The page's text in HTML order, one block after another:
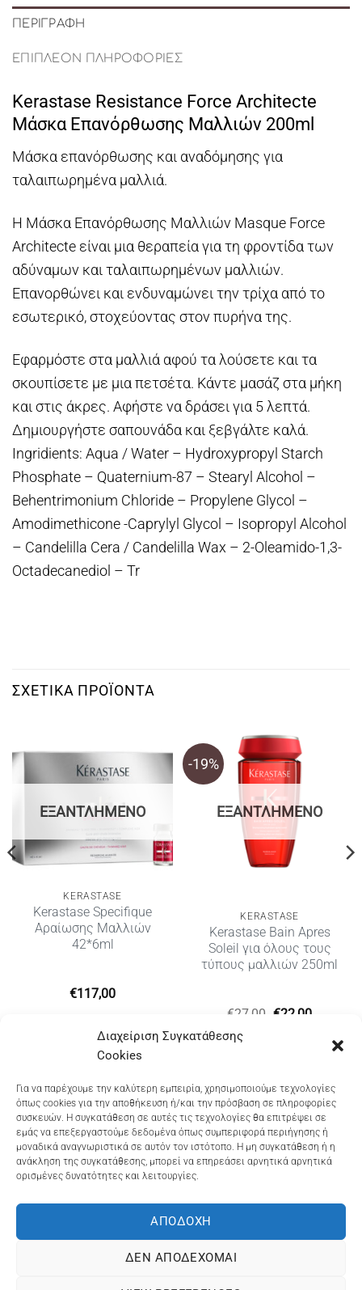
Διαχείριση Συγκατάθεσης
Cookies
Για να παρέχουμε την καλύτερη εμπειρία, χρησιμοποιούμε τεχνολογίες
όπως cookies για την αποθήκευση ή/και την πρόσβαση σε πληροφορίες
συσκευών. Η συγκατάθεση σε αυτές τις τεχνολογίες θα επιτρέψει σε
εμάς να επεξεργαστούμε δεδομένα όπως συμπεριφορά περιήγησης ή
μοναδικά αναγνωριστικά σε αυτόν τον ιστότοπο. Η μη συγκατάθεση ή η
ανάκληση της συγκατάθεσης, μπορεί να επηρεάσει αρνητικά αρνητικά
ορισμένες δυνατότητες και λειτουργίες.
ΑΠΟΔΟΧΉ
ΔΕΝ ΑΠΟΔΈΧΟΜΑΙ
ΠΕΡΙΓΡΑΦΉ
ΕΠΙΠΛΈΟΝ ΠΛΗΡΟΦΟΡΊΕΣ
Kerastase Resistance Force Architecte
Μάσκα Επανόρθωσης Μαλλιών 200ml
Μάσκα επανόρθωσης και αναδόμησης για
ταλαιπωρημένα μαλλιά.
Η Μάσκα Επανόρθωσης Μαλλιών Masque Force
Architecte είναι μια θεραπεία για τη φροντίδα των
αδύναμων και ταλαιπωρημένων μαλλιών.
Επανορθώνει και ενδυναμώνει την τρίχα από το
εσωτερικό, στοχεύοντας στον πυρήνα της.
Εφαρμόστε στα μαλλιά αφού τα λούσετε και τα
σκουπίσετε με μια πετσέτα. Κάντε μασάζ στα μήκη
και στις άκρες. Αφήστε να δράσει για 5 λεπτά.
Δημιουργήστε σαπουνάδα και ξεβγάλτε καλά.
Ingridients: Aqua / Water – Hydroxypropyl Starch
Phosphate – Quaternium-87 – Stearyl Alcohol –
Behentrimonium Chloride – Propylene Glycol –
Amodimethicone -Caprylyl Glycol – Isopropyl Alcohol
– Candelilla Cera / Candelilla Wax – 2-Oleamido-1,3-
Octadecanediol – Tr
ΣΧΕΤΙΚΆ ΠΡΟΪΌΝΤΑ
ΕΞΑΝΤΛΗΜΈΝΟ
KERASTASE
Kerastase Specifique
Αραίωσης Μαλλιών
42*6ml
€117,00
-19%
ΕΞΑΝΤΛΗΜΈΝΟ
KERASTASE
Kerastase Bain Apres
Soleil για όλους τους
τύπους μαλλιών 250ml
€27,00 Original
€22,00Η
τιμή
είναι:
Dioni Hair Care, Ζυμβρακάκηδων 33, τηλ 28210
91906
Dioni Hair Spa, Κ. Σφακιανάκη 5, τηλ 28210 94712
Visa MasterCard
Cash
On
Delivery
Bank
Google
ΤΡΟΠΟΙ ΠΛΗΡΩΜΗΣ
ΠΟΛΙΤΙΚΉ ΕΠΙΣΤΡΟΦΏΝ
ΠΟΛΙΤΙΚΉ ΑΠΟΡΡΉΤΟΥ – COOKIES (ΕΕ)